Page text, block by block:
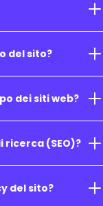
del sito?
dei siti web?
(SEO)?
del sito?